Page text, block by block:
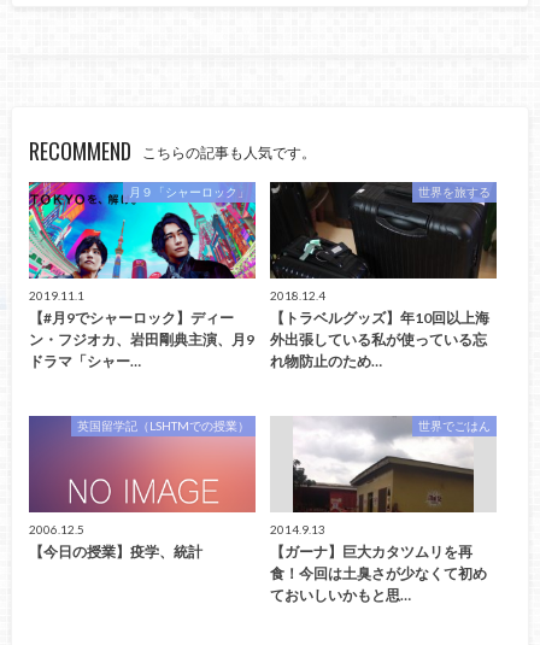
RECOMMEND こちらの記事も人気です。
月９「シャーロック」
2019.11.1
【#月9でシャーロック】ディー
ン・フジオカ、岩田剛典主演、月9
ドラマ「シャー…
世界を旅する
2018.12.4
【トラベルグッズ】年10回以上海
外出張している私が使っている忘
れ物防止のため…
英国留学記（LSHTMでの授業）
2006.12.5
【今日の授業】疫学、統計
世界でごはん
2014.9.13
【ガーナ】巨大カタツムリを再
食！今回は土臭さが少なくて初め
ておいしいかもと思…